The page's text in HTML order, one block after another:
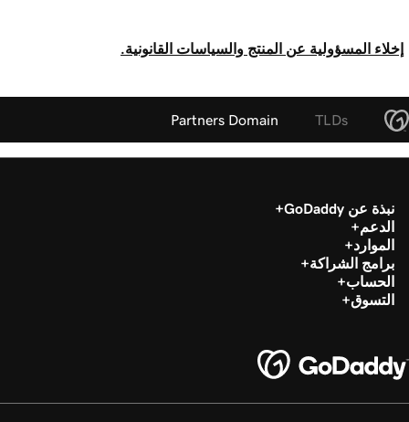
إخلاء المسؤولية عن المنتج والسياسات القانونية.
TLDs
Partners Domain
نبذة عن GoDaddy
الدعم
الموارد
برامج الشراكة
الحساب
التسوق